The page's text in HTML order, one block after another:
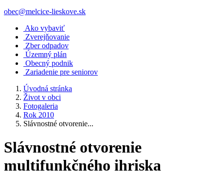
obec@melcice-lieskove.sk
Ako vybaviť
Zverejňovanie
Zber odpadov
Územný plán
Obecný podnik
Zariadenie pre seniorov
Úvodná stránka
Život v obci
Fotogaleria
Rok 2010
Slávnostné otvorenie...
Slávnostné otvorenie
multifunkčného ihriska